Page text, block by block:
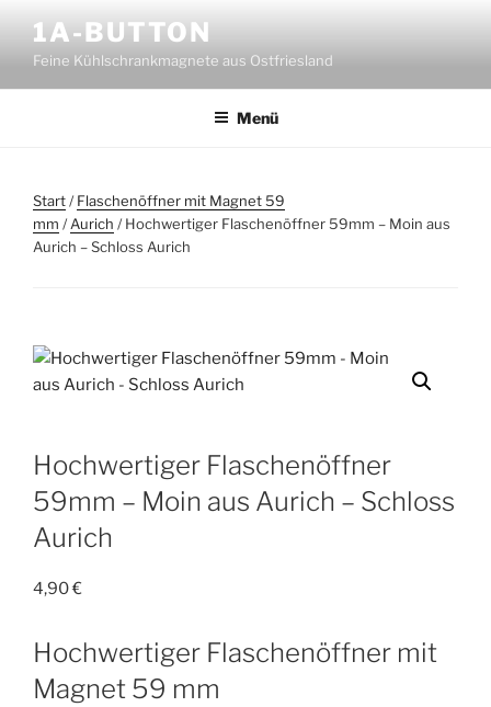
Inhalt
springen
1A-BUTTON
Feine Kühlschrankmagnete aus Ostfriesland
Menü
Start/Flaschenöffner mit Magnet 59
mm /Aurich / Hochwertiger Flaschenöffner 59mm – Moin aus
Aurich – Schloss Aurich
Hochwertiger Flaschenöffner
59mm – Moin aus Aurich – Schloss
Aurich
4,90€
Hochwertiger Flaschenöffner mit
Magnet 59 mm